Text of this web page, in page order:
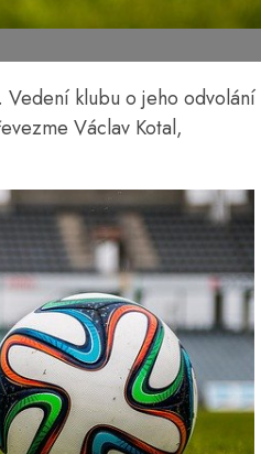
Vedení klubu o jeho odvolání
Václav Kotal,